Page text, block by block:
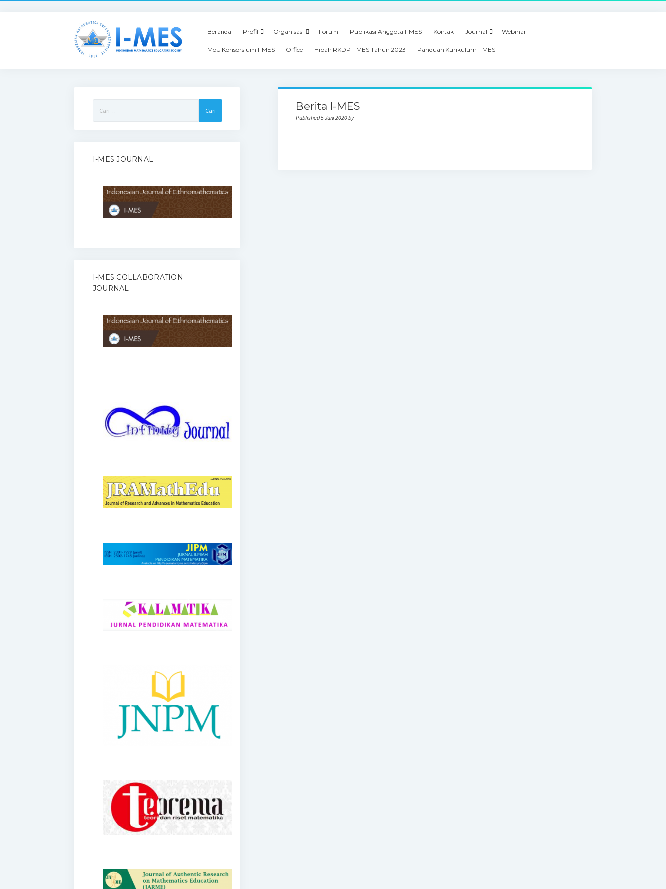
Beranda Profil Organisasi Forum Publikasi Anggota I-MES Kontak Journal Webinar
MoU Konsorsium I-MES Office Hibah RKDP I-MES Tahun 2023 Panduan Kurikulum I-MES
untuk:
I-MES JOURNAL
I-MES COLLABORATION
JOURNAL
Berita I-MES
Published 5 Juni 2020 by